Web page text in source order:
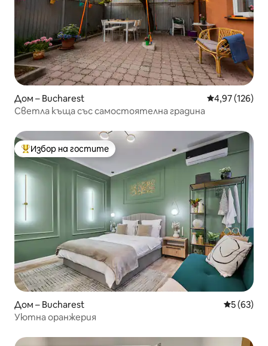
Дом – Bucharest Средна
4,97 (126)
Светла къща със самостоятелна градина
Най-популярен избор на гостите
Избор на гостите
Дом – Bucharest Средна
5 (63)
Уютна оранжерия